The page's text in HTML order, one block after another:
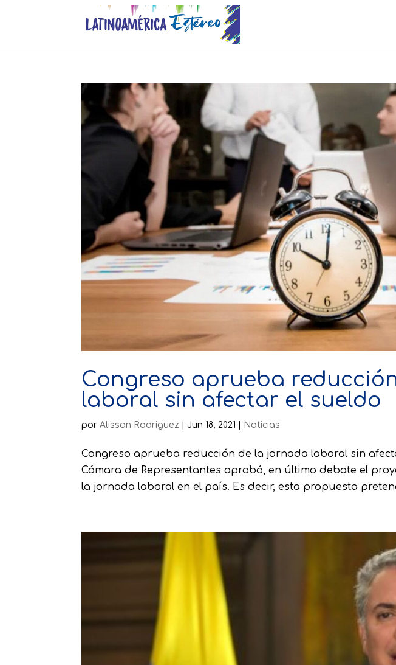
Congreso aprueba
laboral sin afectar el sueldo
porAlisson Rodriguez Jun 18, 2021 Noticias
Congreso aprueba reducción de la jornada laboral sin
Cámara de Representantes aprobó, en último debate el
la jornada laboral en el país. Es decir, esta propuesta